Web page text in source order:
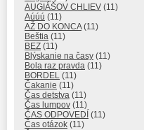
AUGIÁŠOV CHLIEV (11)
Aúúú (11)
AŽ DO KONCA(11)
Beštia (11)
BEZ (11)
Blýskanie na časy (11)
Bola raz pravda (11)
BORDEL (11)
Čakanie (11)
Čas detstva (11)
Čas lumpov (11)
ČAS ODPOVEDÍ (11)
Čas otázok (11)